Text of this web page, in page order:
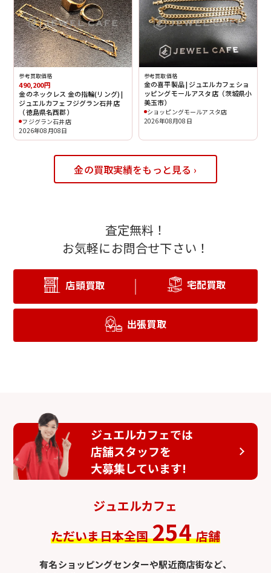
参考買取価格
490,200円
金のネックレス 金の指輪(リング) |
ジュエルカフェフジグラン石井店
（徳島県名西郡）
フジグラン石井店
2026年08月08日
参考買取価格
金の喜平製品 | ジュエルカフェショ
ッピングモールアスタ店（茨城県小
美玉市）
ショッピングモールアスタ店
2026年08月08日
金の買取実績をもっと見る ›
査定無料！
お気軽にお問合せ下さい！
店頭買取 宅配買取
出張買取
ジュエルカフェでは
店舗スタッフを
大募集しています!
ジュエルカフェ
ただいま日本全国 254 店舗
有名ショッピングセンターや駅近商店街など、